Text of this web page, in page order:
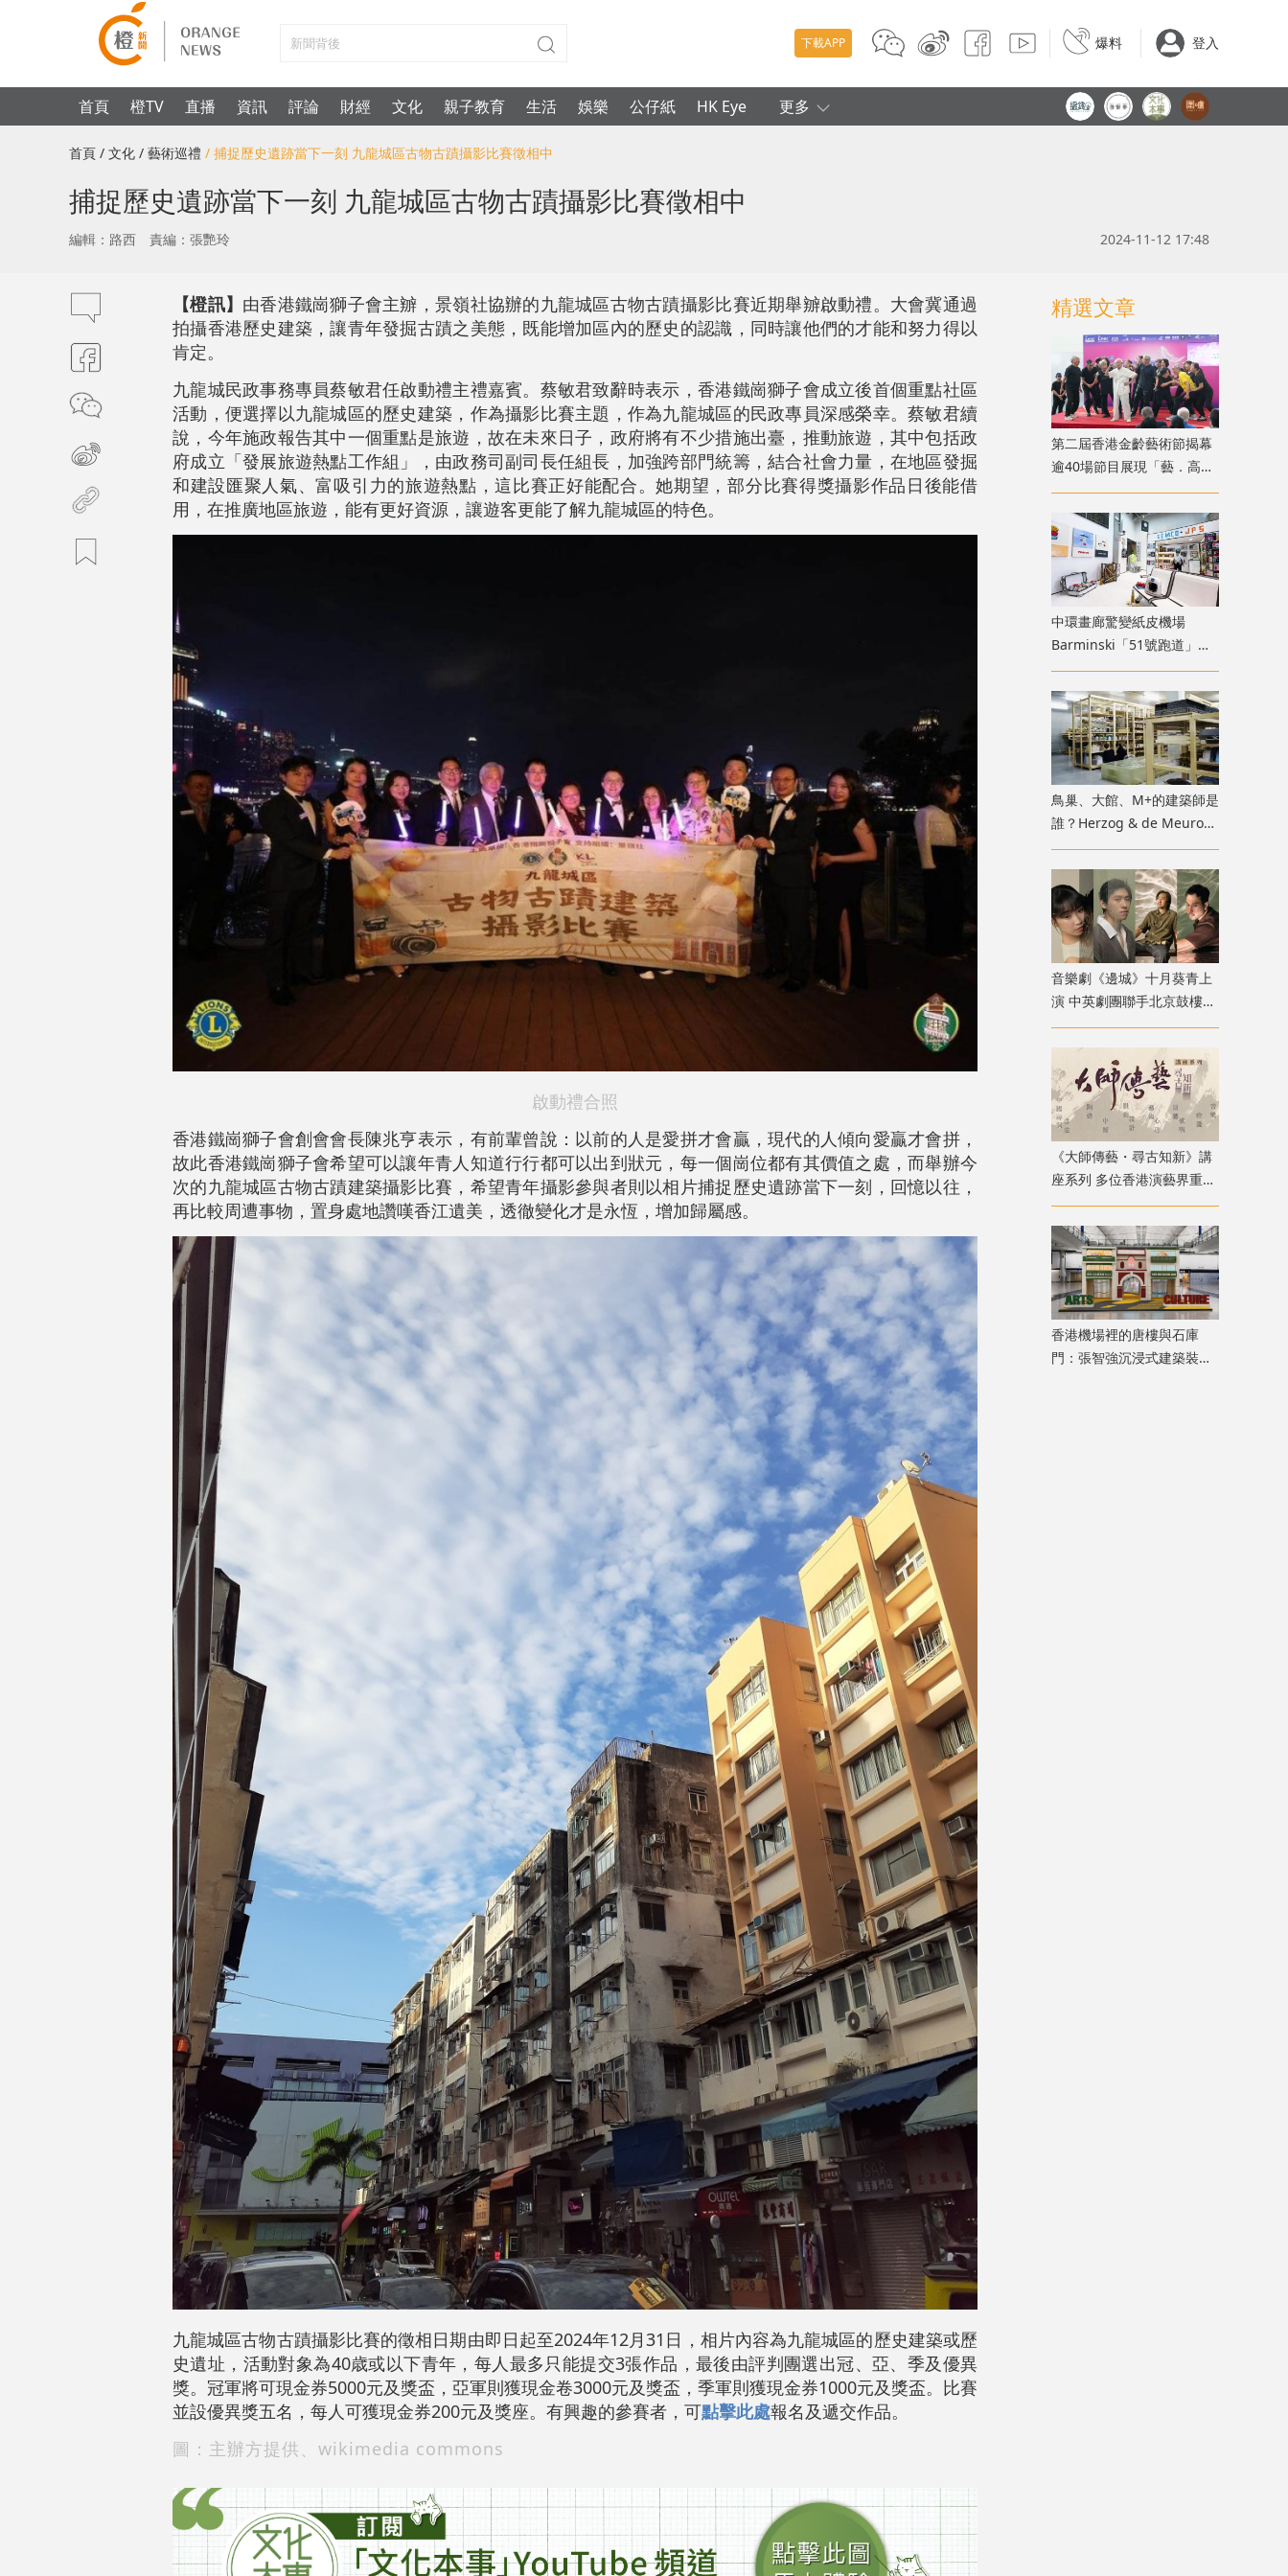
下載APP 爆料 登入
首頁 橙TV 直播 資訊 評論 財經 文化 親子教育 生活 娛樂 公仔紙 HK Eye 更多
首頁 / 文化 / 藝術巡禮 / 捕捉歷史遺跡當下一刻 九龍城區古物古蹟攝影比賽徵相中
捕捉歷史遺跡當下一刻 九龍城區古物古蹟攝影比賽徵相中
編輯：路西 責編：張艷玲 2024-11-12 17:48
【橙訊】 由香港鐵崗獅子會主辧，景嶺社協辦的九龍城區古物古蹟攝影比賽近期舉辧啟動禮。大會冀通過
拍攝香港歷史建築，讓青年發掘古蹟之美態，既能增加區內的歷史的認識，同時讓他們的才能和努力得以
肯定。
九龍城民政事務專員蔡敏君任啟動禮主禮嘉賓。蔡敏君致辭時表示，香港鐵崗獅子會成立後首個重點社區
活動，便選擇以九龍城區的歷史建築，作為攝影比賽主題，作為九龍城區的民政專員深感榮幸。蔡敏君續
說，今年施政報告其中一個重點是旅遊，故在未來日子，政府將有不少措施出臺，推動旅遊，其中包括政
府成立「發展旅遊熱點工作組」，由政務司副司長任組長，加強跨部門統籌，結合社會力量，在地區發掘
和建設匯聚人氣、富吸引力的旅遊熱點，這比賽正好能配合。她期望，部分比賽得獎攝影作品日後能借
用，在推廣地區旅遊，能有更好資源，讓遊客更能了解九龍城區的特色。
啟動禮合照
香港鐵崗獅子會創會會長陳兆亨表示，有前輩曾說：以前的人是愛拼才會贏，現代的人傾向愛贏才會拼，
故此香港鐵崗獅子會希望可以讓年青人知道行行都可以出到狀元，每一個崗位都有其價值之處，而舉辦今
次的九龍城區古物古蹟建築攝影比賽，希望青年攝影參與者則以相片捕捉歷史遺跡當下一刻，回憶以往，
再比較周遭事物，置身處地讚嘆香江遺美，透徹變化才是永恆，增加歸屬感。
九龍城區古物古蹟攝影比賽的徵相日期由即日起至2024年12月31日，相片內容為九龍城區的歷史建築或歷
史遺址，活動對象為40歳或以下青年，每人最多只能提交3張作品，最後由評判團選出冠、亞、季及優異
獎。冠軍將可現金券5000元及獎盃，亞軍則獲現金卷3000元及獎盃，季軍則獲現金券1000元及獎盃。比賽
並設優異獎五名，每人可獲現金券200元及獎座。 有興趣的參賽者，可點擊此處報名及遞交作品。
圖：主辦方提供、wikimedia commons
精選文章
第二屆香港金齡藝術節揭幕
逾40場節目展現「藝．高齡
膽大」生命力
中環畫廊驚變紙皮機場
Barminski「51號跑道」用
紙箱建造星際航廈
鳥巢、大館、M+的建築師是
誰？Herzog & de Meuron
展覽9月M+揭開創作過程
音樂劇《邊城》十月葵青上
演 中英劇團聯手北京鼓樓西
戲劇 演繹湘西純美與遺憾
《大師傳藝・尋古知新》講
座系列 多位香港演藝界重量
級嘉賓登場
香港機場裡的唐樓與石庫
門：張智強沉浸式建築裝置